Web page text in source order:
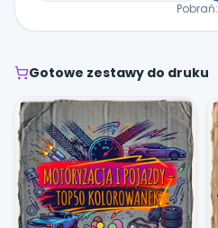
Pobrań:
Gotowe zestawy do druku